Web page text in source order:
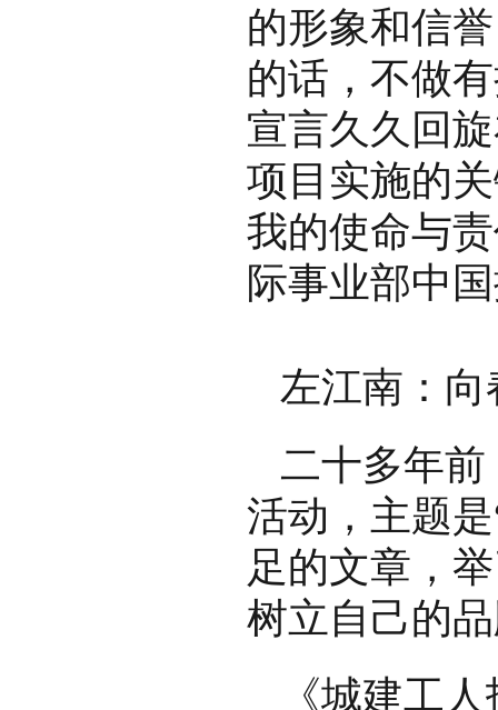
的形象和信
的话，不做
宣言久久回
项目实施的
我的使命与
际事业部中
左江南：
二十多年
活动，主题
足的文章，
树立自己的
《城建工